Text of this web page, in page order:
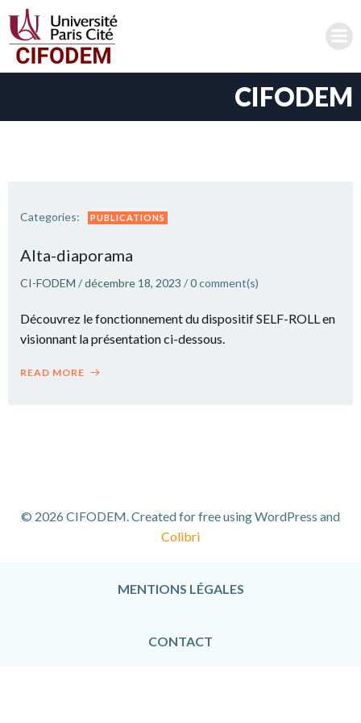
CIFODEM
Categories: PUBLICATIONS
Alta-diaporama
CI-FODEM /décembre 18, 2023 /0comment(s)
Découvrez le fonctionnement du dispositif SELF-ROLL en
visionnant la présentation ci-dessous.
READ MORE
© 2026 CIFODEM. Created for free using WordPress and
Colibri
MENTIONS LÉGALES
CONTACT